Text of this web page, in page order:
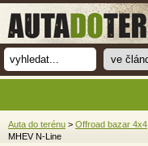
Auta do terénu > Offroad bazar 4x4
MHEV N-Line